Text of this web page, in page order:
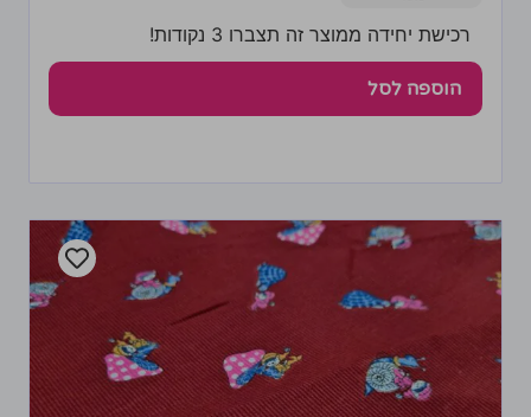
רכישת יחידה ממוצר זה תצברו 3 נקודות!
הוספה לסל